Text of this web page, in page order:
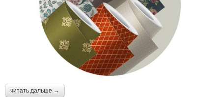
читать дальше →